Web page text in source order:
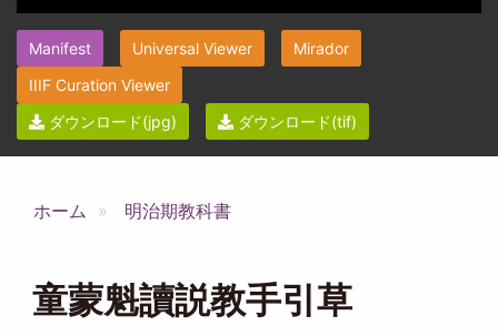
Manifest Universal Viewer
Mirador
IIIF Curation Viewer
ダウンロード(jpg)
ダウンロード(tif)
ホーム 明治期教科書
童蒙魁讀説教手引草